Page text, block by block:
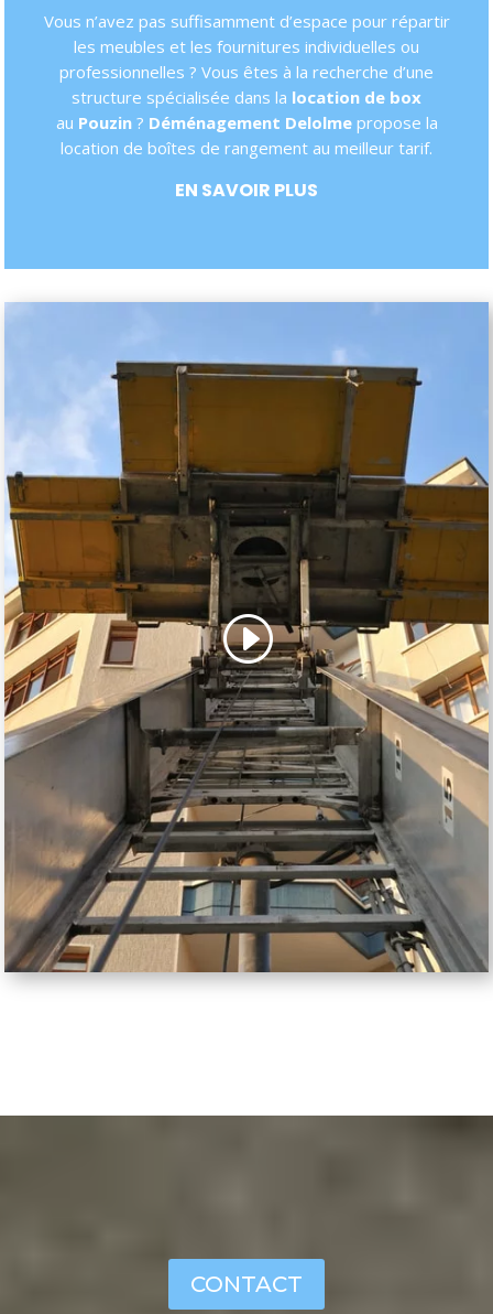
Vous n’avez pas suffisamment d’espace pour répartir
les meubles et les fournitures individuelles ou
professionnelles ? Vous êtes à la recherche d’une
structure spécialisée dans la location de box
au Pouzin? Déménagement Delolmepropose la
location de boîtes de rangement au meilleur tarif.
EN SAVOIR PLUS
CONTACT